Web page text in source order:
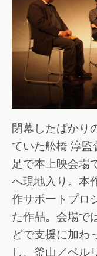
閉幕したばかり
ていた舩橋 淳
足で本上映会場
へ現地入り。本
作サポートプロ
た作品。会場で
どで支援に加わ
し、釜山／ベル